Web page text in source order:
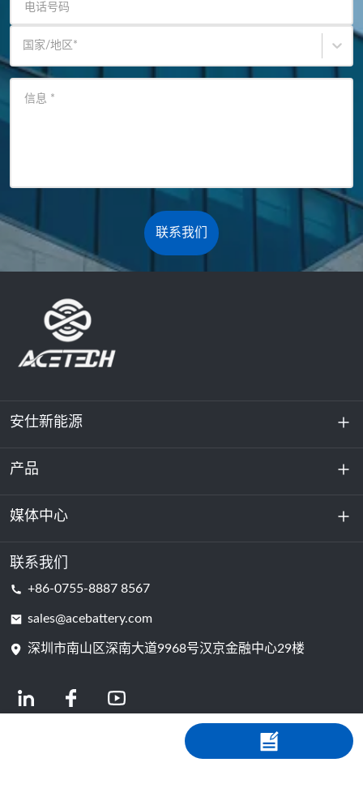
电话号码
国家/地区 *
信息 *
联系我们
安仕新能源
关于我们
可持续发展
产品
储能
数据中心和服务器机房
电芯
媒体中心
新闻与活动
联系我们
+86-0755-8887 8567
sales@acebattery.com
深圳市南山区深南大道9968​​号汉京金融中心29楼